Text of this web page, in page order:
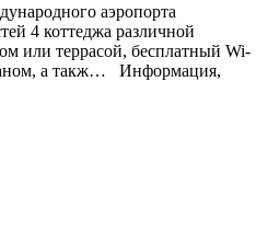
аэропорта
4 коттеджа различной
или террасой, бесплатный Wi-
а такж… Информация,